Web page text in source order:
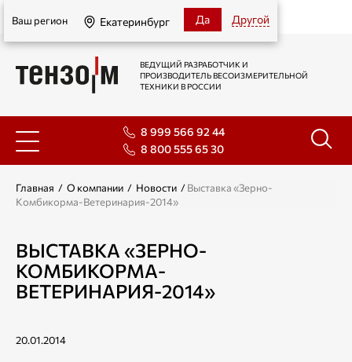
Екатеринбург
Ваш регион Екатеринбург Да Другой
ВЕДУЩИЙ РАЗРАБОТЧИК И
ПРОИЗВОДИТЕЛЬ ВЕСОИЗМЕРИТЕЛЬНОЙ
ТЕХНИКИ В РОССИИ
8 999 566 92 44
8 800 555 65 30
Главная / О компании / Новости /Выставка «Зерно-
Комбикорма-Ветеринария-2014»
ВЫСТАВКА «ЗЕРНО-
КОМБИКОРМА-
ВЕТЕРИНАРИЯ-2014»
20.01.2014